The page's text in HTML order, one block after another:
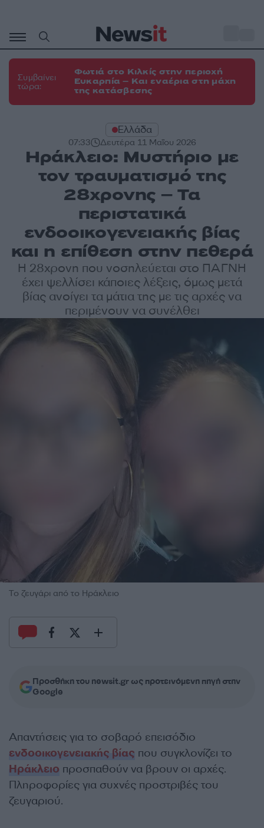
περιεχόμενο
Συμβαίνει
τώρα:
Φωτιά στο Κιλκίς στην περιοχή
Ευκαρπία – Και εναέρια στη μάχη
της κατάσβεσης
Ελλάδα
07:33 Δευτέρα 11 Μαΐου 2026
Ηράκλειο: Μυστήριο με
τον τραυματισμό της
28χρονης – Τα
περιστατικά
ενδοοικογενειακής βίας
και η επίθεση στην πεθερά
Η 28χρονη που νοσηλεύεται στο ΠΑΓΝΗ
έχει ψελλίσει κάποιες λέξεις, όμως μετά
βίας ανοίγει τα μάτια της με τις αρχές να
περιμένουν να συνέλθει
Το ζευγάρι από το Ηράκλειο
Προσθήκη του newsit.gr ως προτεινόμενη πηγή στην
Google
Απαντήσεις για το σοβαρό επεισόδιο
ενδοοικογενειακής βίας που συγκλονίζει το
Ηράκλειο προσπαθούν να βρουν οι αρχές.
Πληροφορίες για συχνές προστριβές του
ζευγαριού.